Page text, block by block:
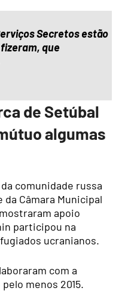
Secretos estão
que
de Setúbal
algumas
comunidade russa
Câmara Municipal
apoio
participou na
ucranianos.
com a
menos 2015.